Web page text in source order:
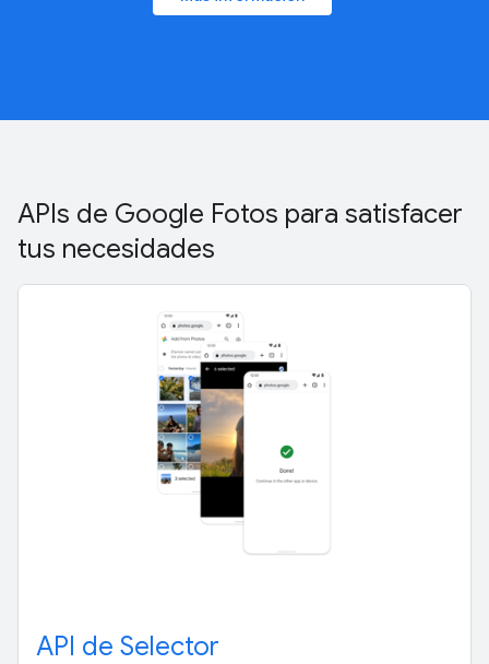
APIs de Google Fotos para satisfacer
tus necesidades
API de Selector